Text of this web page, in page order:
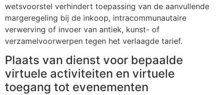
wetsvoorstel verhindert toepassing van de aanvullende
margeregeling bij de inkoop, intracommunautaire
verwerving of invoer van antiek, kunst- of
verzamelvoorwerpen tegen het verlaagde tarief.
Plaats van dienst voor bepaalde
virtuele activiteiten en virtuele
toegang tot evenementen